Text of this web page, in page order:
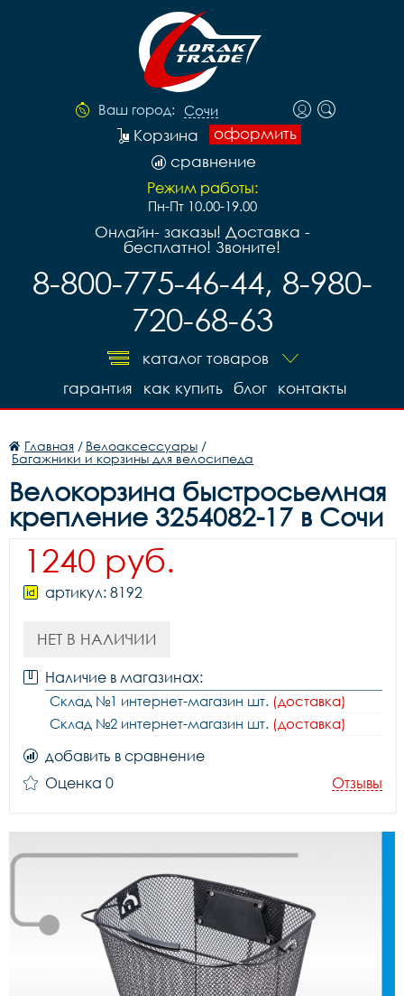
Ваш город: Сочи
оформить
Корзина
сравнение
Режим работы:
Пн-Пт 10.00-19.00
Онлайн- заказы! Доставка -
бесплатно! Звоните!
8-800-775-46-44, 8-980-
720-68-63
каталог товаров
контакты
блог
как купить
гарантия
Главная / Велоаксессуары /
Багажники и корзины для велосипеда
Велокорзина быстросьемная
крепление 3254082-17 в Сочи
1240 руб.
артикул: 8192
НЕТ В НАЛИЧИИ
Наличие в магазинах:
Склад №1 интернет-магазин шт. (доставка)
Склад №2 интернет-магазин шт. (доставка)
добавить в сравнение
Оценка 0
Отзывы